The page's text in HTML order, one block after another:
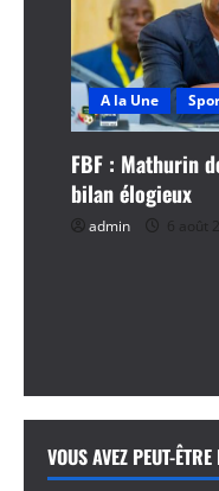
o
n
d
’
a
i
c
A la Une
FBF : Mathurin
bilan élogieux
admin 6 août
VOUS AVEZ PEUT-ÊTRE